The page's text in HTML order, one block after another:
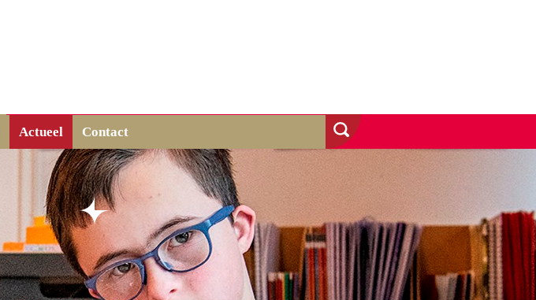
Actueel Contact